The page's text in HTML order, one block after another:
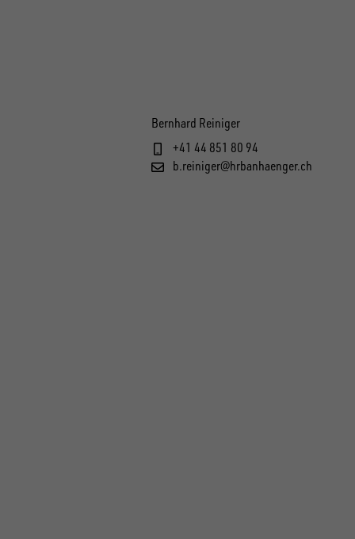
Bernhard Reiniger
+41 44 851 80 94
b.reiniger@hrbanhaenger.ch